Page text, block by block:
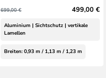
699,00 € 499,00 €
Aluminium | Sichtschutz | vertikale
Lamellen
Breiten: 0,93 m / 1,13 m / 1,23 m